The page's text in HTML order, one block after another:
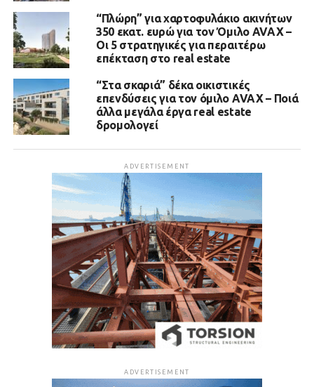
“Πλώρη” για χαρτοφυλάκιο ακινήτων
350 εκατ. ευρώ για τον Όμιλο AVAX –
Οι 5 στρατηγικές για περαιτέρω
επέκταση στο real estate
“Στα σκαριά” δέκα οικιστικές
επενδύσεις για τον όμιλο AVAX – Ποιά
άλλα μεγάλα έργα real estate
δρομολογεί
ADVERTISEMENT
ADVERTISEMENT